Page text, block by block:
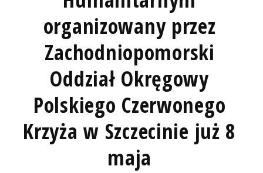
organizowany przez
Zachodniopomorski
Oddział Okręgowy
Polskiego Czerwonego
Krzyża w Szczecinie już 8
maja